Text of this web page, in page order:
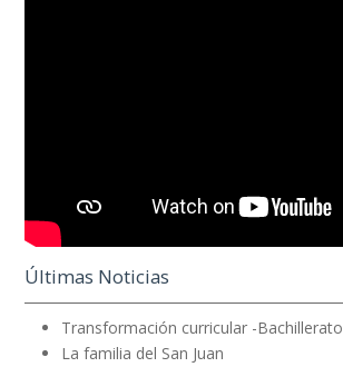
Últimas Noticias
Transformación curricular -Bachillerato
La familia del San Juan